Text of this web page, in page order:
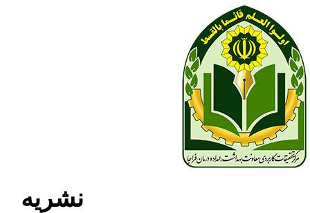
نشریه